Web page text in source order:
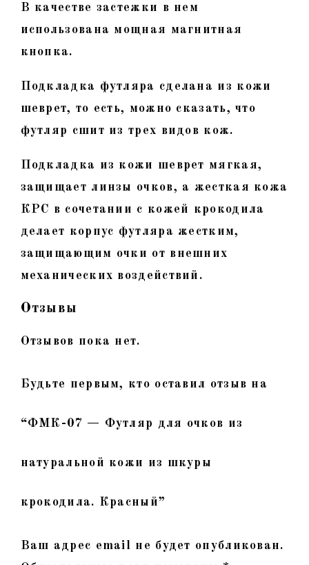
В качестве застежки в нем
использована мощная магнитная
кнопка.
Подкладка футляра сделана из кожи
шеврет, то есть, можно сказать, что
футляр сшит из трех видов кож.
Подкладка из кожи шеврет мягкая,
защищает линзы очков, а жесткая кожа
КРС в сочетании с кожей крокодила
делает корпус футляра жестким,
защищающим очки от внешних
механических воздействий.
Отзывы
Отзывов пока нет.
Будьте первым, кто оставил отзыв на
“ФМК-07 — Футляр для очков из
натуральной кожи из шкуры
крокодила. Красный”
Ваш адрес email не будет опубликован.